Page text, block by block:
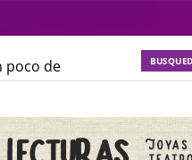
de locura para la cordura
Teatro Rosa